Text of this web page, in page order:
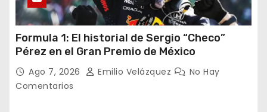
Formula 1: El historial de Sergio “Checo”
Pérez en el Gran Premio de México
Ago 7, 2026 Emilio Velázquez
No Hay
Comentarios